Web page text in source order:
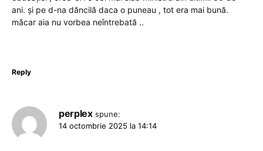
ani. și pe d-na dăncilă daca o puneau , tot era mai bună.
măcar aia nu vorbea neîntrebată ..
Reply
perplex spune:
14 octombrie 2025 la 14:14